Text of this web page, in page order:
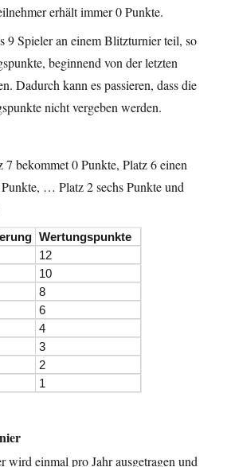
erhält immer 0 Punkte.
9 Spieler an einem Blitzturnier teil, so
beginnend von der letzten
Dadurch kann es passieren, dass die
nicht vergeben werden.
7 bekommet 0 Punkte, Platz 6 einen
… Platz 2 sechs Punkte und
Wertungspunkte
12
10
8
6
4
3
2
1
wird einmal pro Jahr ausgetragen und